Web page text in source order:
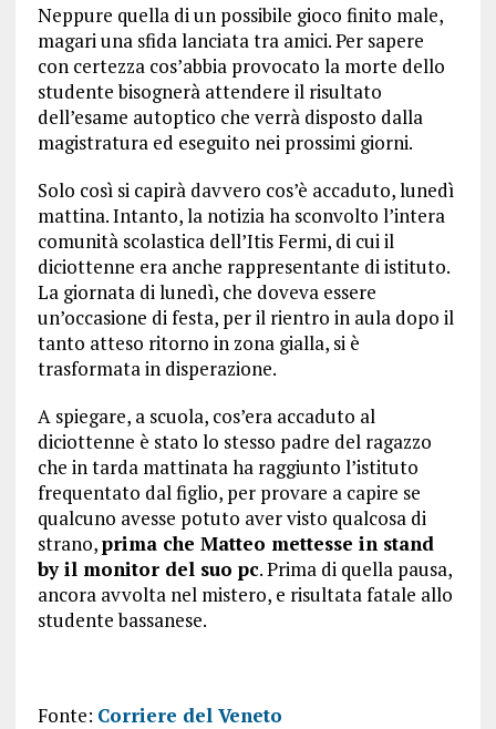
Neppure quella di un possibile gioco finito male,
magari una sfida lanciata tra amici. Per sapere
con certezza cos’abbia provocato la morte dello
studente bisognerà attendere il risultato
dell’esame autoptico che verrà disposto dalla
magistratura ed eseguito nei prossimi giorni.
Solo così si capirà davvero cos’è accaduto, lunedì
mattina. Intanto, la notizia ha sconvolto l’intera
comunità scolastica dell’Itis Fermi, di cui il
diciottenne era anche rappresentante di istituto.
La giornata di lunedì, che doveva essere
un’occasione di festa, per il rientro in aula dopo il
tanto atteso ritorno in zona gialla, si è
trasformata in disperazione.
A spiegare, a scuola, cos’era accaduto al
diciottenne è stato lo stesso padre del ragazzo
che in tarda mattinata ha raggiunto l’istituto
frequentato dal figlio, per provare a capire se
qualcuno avesse potuto aver visto qualcosa di
strano,prima che Matteo mettesse in stand
by il monitor del suo pc. Prima di quella pausa,
ancora avvolta nel mistero, e risultata fatale allo
studente bassanese.
Fonte: Corriere del Veneto